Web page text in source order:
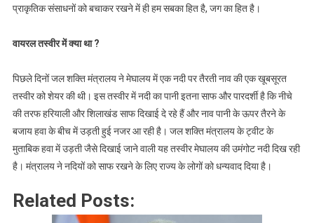
प्राकृतिक संसाधनों को बचाकर रखने में ही हम सबका हित है, जग का हित है।
वायरल तस्वीर में क्या था ?
पिछले दिनों जल शक्ति मंत्रालय ने मेघालय में एक नदी पर तैरती नाव की एक खूबसूरत
तस्वीर को शेयर की थी। इस तस्वीर में नदी का पानी इतना साफ और पारदर्शी है कि नीचे
की तरफ हरियाली और शिलाखंड साफ दिखाई दे रहे हैं और नाव पानी के ऊपर तैरने के
बजाय हवा के बीच में उड़ती हुई नजर आ रही है। जल शक्ति मंत्रालय के ट्वीट के
मुताबिक हवा में उड़ती जैसे दिखाई जाने वाली यह तस्वीर मेघालय की उमंगोट नदी दिख रही
है। मंत्रालय ने नदियों को साफ रखने के लिए राज्य के लोगों को धन्यवाद दिया है।
Related Posts: